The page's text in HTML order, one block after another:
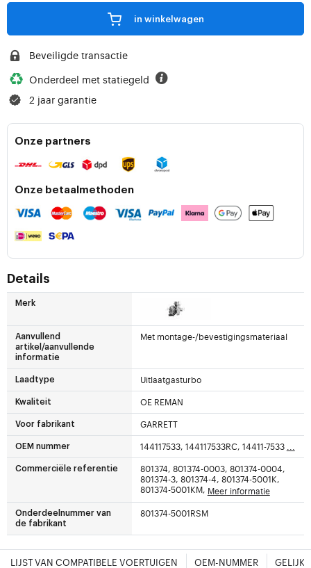
in winkelwagen
Beveiligde transactie
Onderdeel met statiegeld
2 jaar garantie
Onze partners
Onze betaalmethoden
Details
Merk
Aanvullend
artikel/aanvullende
informatie
Met montage-/bevestigingsmateriaal
Laadtype Uitlaatgasturbo
Kwaliteit OE REMAN
Voor fabrikant GARRETT
OEM nummer 144117533, 144117533RC, 14411-7533 ...
Commerciële referentie
801374, 801374-0003, 801374-0004,
801374-3, 801374-4, 801374-5001K,
801374-5001KM, Meer informatie
Onderdeelnummer van
de fabrikant
801374-5001RSM
LIJST VAN COMPATIBELE VOERTUIGEN OEM-NUMMER